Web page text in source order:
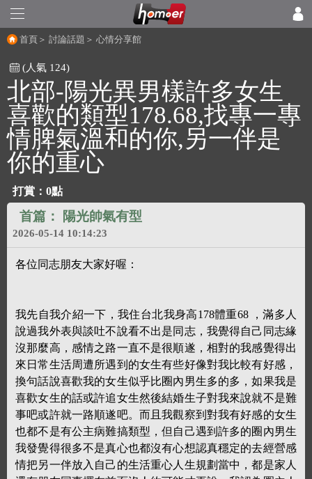
首頁 ＞ 討論話題 ＞ 心情分享館
(人氣 124)
北部-陽光異男樣許多女生
喜歡的類型178.68,找專一專
情脾氣溫和的你,另一伴是
你的重心
打賞：0點
首篇： 陽光帥氣有型
2026-05-14 10:14:23
各位同志朋友大家好喔：
我先自我介紹一下，我住台北我身高178體重68 ，滿多人
說過我外表與談吐不說看不出是同志，我覺得自己同志緣
沒那麼高，感情之路一直不是很順遂，相對的我感覺得出
來日常生活周遭所遇到的女生有些好像對我比較有好感，
換句話說喜歡我的女生似乎比圈內男生多的多，如果我是
喜歡女生的話或許追女生然後結婚生子對我來說就不是難
事吧或許就一路順遂吧。而且我觀察到對我有好感的女生
也都不是有公主病難搞類型，但自己遇到許多的圈內男生
我發覺得很多不是真心也都沒有心想認真穩定的去經營感
情把另一伴放入自己的生活重心人生規劃當中，都是家人